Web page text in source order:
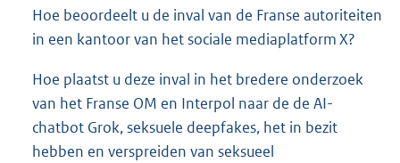
Hoe beoordeelt u de inval van de Franse autoriteiten
in een kantoor van het sociale mediaplatform X?
Hoe plaatst u deze inval in het bredere onderzoek
van het Franse OM en Interpol naar de de AI-
chatbot Grok, seksuele deepfakes, het in bezit
hebben en verspreiden van seksueel